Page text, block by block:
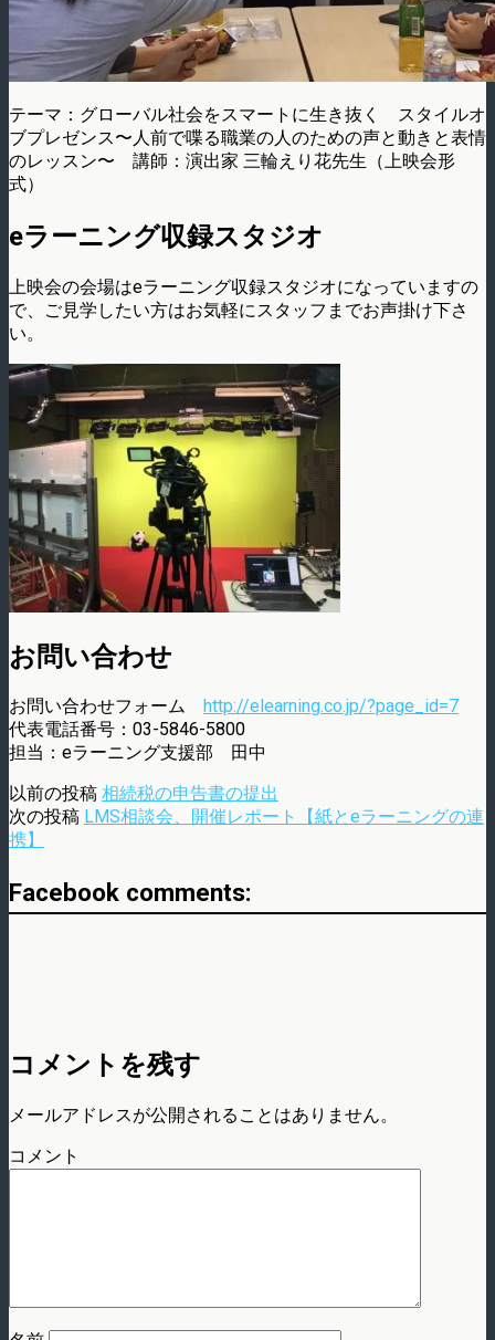
テーマ：グローバル社会をスマートに生き抜く スタイルオ
ブプレゼンス〜人前で喋る職業の人のための声と動きと表情
のレッスン〜 講師：演出家 三輪えり花先生（上映会形
式）
eラーニング収録スタジオ
上映会の会場はeラーニング収録スタジオになっていますの
で、ご見学したい方はお気軽にスタッフまでお声掛け下さ
い。
お問い合わせ
お問い合わせフォーム
http://elearning.co.jp/?page_id=7
代表電話番号：03-5846-5800
担当：eラーニング支援部 田中
以前の投稿 相続税の申告書の提出
次の投稿 LMS相談会、開催レポート【紙とeラーニングの連
携】
Facebook comments:
コメントを残す
メールアドレスが公開されることはありません。
コメント